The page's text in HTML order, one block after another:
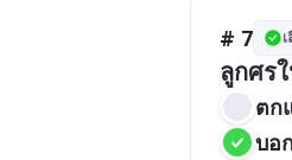
# 7
ลูกศร
ตก
บอ